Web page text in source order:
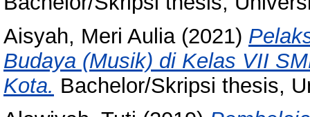
Aisyah, Meri Aulia(2021)
Budaya (Musik) di Kelas VII
Kota. Bachelor/Skripsi thesis,